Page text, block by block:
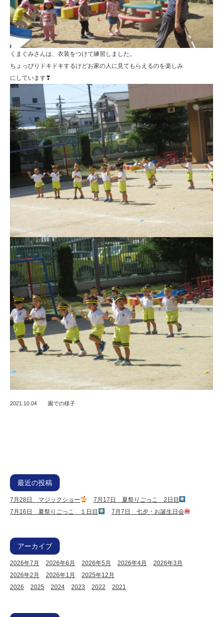
くまぐみさんは、衣装をつけて練習しました。
ちょっぴりドキドキするけどお家の人に見てもらえるのを楽しみ
にしています❣
2021.10.04 園での様子
最近の投稿
7月28日 マジックショー
7月17日 夏祭りごっこ 2日目
7月16日 夏祭りごっこ １日目
7月7日 七夕・お誕生日会
アーカイブ
2026年7月 2026年6月 2026年5月 2026年4月
2026年3月
2026年2月
2026年1月
2025年12月
2026
2025 2024 2023 2022 2021